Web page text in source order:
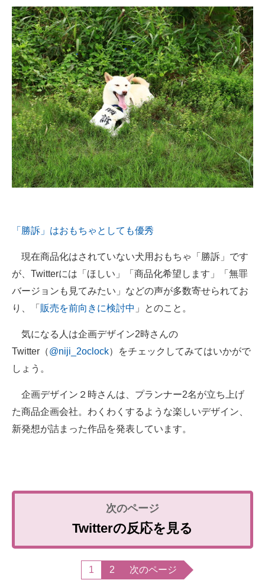
「勝訴」はおもちゃとしても優秀
現在商品化はされていない犬用おもちゃ「勝訴」です
が、Twitterには「ほしい」「商品化希望します」「無罪
バージョンも見てみたい」などの声が多数寄せられてお
り、「 販売を前向きに検討中 」とのこと。
気になる人は企画デザイン2時さんの
Twitter（@niji_2oclock）をチェックしてみてはいかがで
しょう。
企画デザイン２時さんは、プランナー2名が立ち上げ
た商品企画会社。わくわくするような楽しいデザイン、
新発想が詰まった作品を発表しています。
Twitterの反応を見る
1 2 次のページ